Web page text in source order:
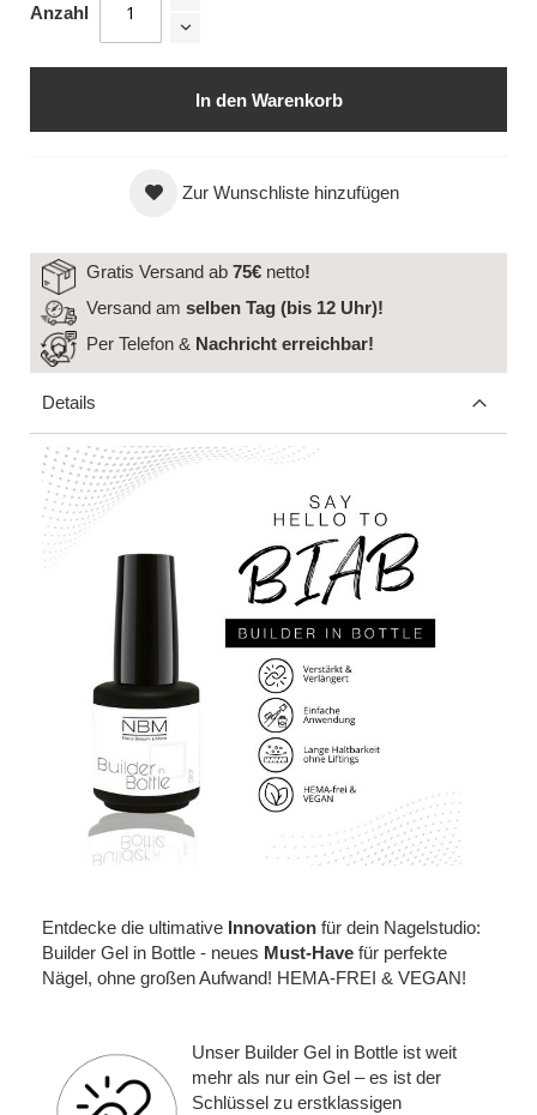
Anzahl
In den Warenkorb
Zur Wunschliste hinzufügen
Gratis Versand ab 75€ netto!
Versand am selben Tag (bis 12 Uhr)!
Per Telefon & Nachricht erreichbar!
Details
Entdecke die ultimative Innovation für dein Nagelstudio:
Builder Gel in Bottle - neues Must-Have für perfekte
Nägel, ohne großen Aufwand! HEMA-FREI & VEGAN!
Unser Builder Gel in Bottle ist weit
mehr als nur ein Gel – es ist der
Schlüssel zu erstklassigen